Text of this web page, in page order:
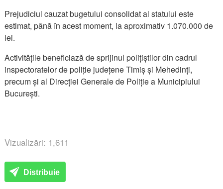
Prejudiciul cauzat bugetului consolidat al statului este
estimat, până în acest moment, la aproximativ 1.070.000 de
lei.
Activitățile beneficiază de sprijinul polițiștilor din cadrul
inspectoratelor de poliție județene Timiș și Mehedinți,
precum și al Direcției Generale de Poliție a Municipiului
București.
Vizualizări: 1,611
Distribuie